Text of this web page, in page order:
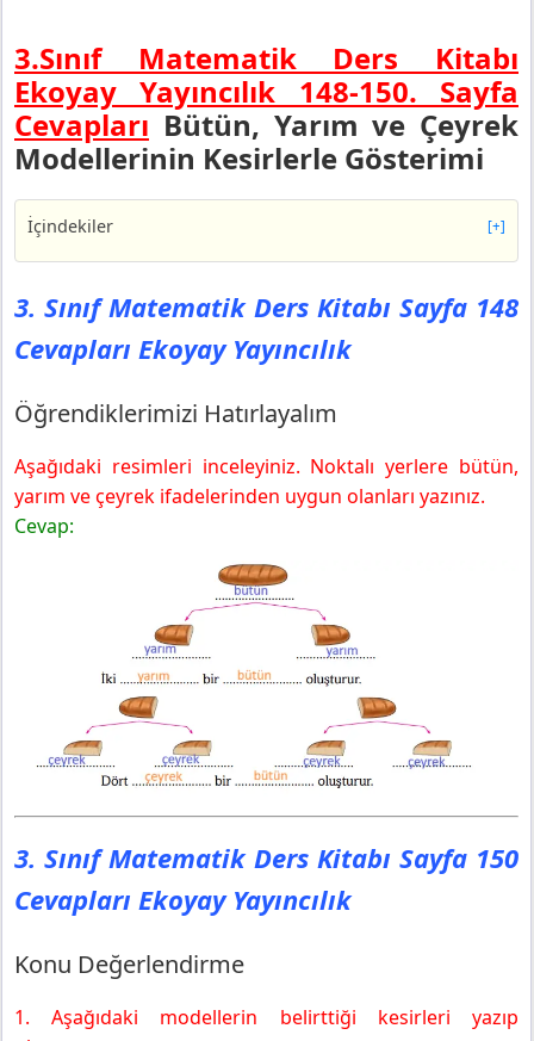
3.Sınıf Matematik Ders Kitabı
Ekoyay Yayıncılık 148-150. Sayfa
Cevapları Bütün, Yarım ve Çeyrek
Modellerinin Kesirlerle Gösterimi
İçindekiler [+]
3. Sınıf Matematik Ders Kitabı Sayfa 148 Cevapları
Ekoyay Yayıncılık
Öğrendiklerimizi Hatırlayalım
3. Sınıf Matematik Ders Kitabı Sayfa 150 Cevapları
Konu Değerlendirme
Ekoyay Yayıncılık
3. Sınıf Matematik Ders Kitabı Sayfa 153 Cevapları
Ekoyay Yayıncılık
3. Sınıf Matematik Ders Kitabı Sayfa 148
Cevapları Ekoyay Yayıncılık
Öğrendiklerimizi Hatırlayalım
Aşağıdaki resimleri inceleyiniz. Noktalı yerlere bütün,
yarım ve çeyrek ifadelerinden uygun olanları yazınız.
Cevap:
3. Sınıf Matematik Ders Kitabı Sayfa 150
Cevapları Ekoyay Yayıncılık
Konu Değerlendirme
1. Aşağıdaki modellerin belirttiği kesirleri yazıp